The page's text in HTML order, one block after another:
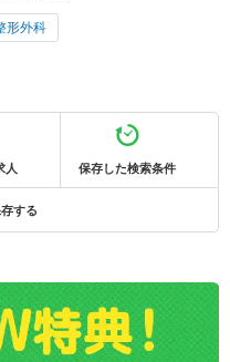
形外科
人 保存した検索条件
する